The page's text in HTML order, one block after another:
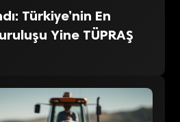
Türkiye’nin En
Yine TÜPRAŞ